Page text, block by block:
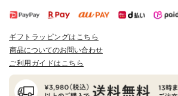
ギフトラッピングはこちら
商品についてのお問い合わせ
ご利用ガイドはこちら